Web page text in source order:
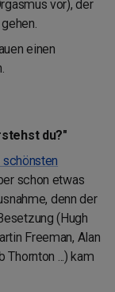
vor), der
einen
du?"
schönsten
schon etwas
denn der
(Hugh
Freeman, Alan
Thornton ...) kam